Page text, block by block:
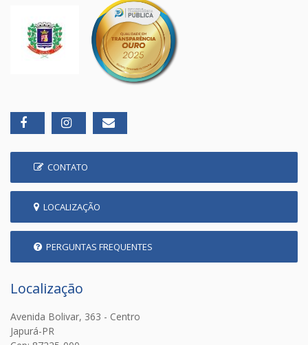
CONTATO
LOCALIZAÇÃO
PERGUNTAS FREQUENTES
Localização
Avenida Bolivar, 363 - Centro
Japurá-PR